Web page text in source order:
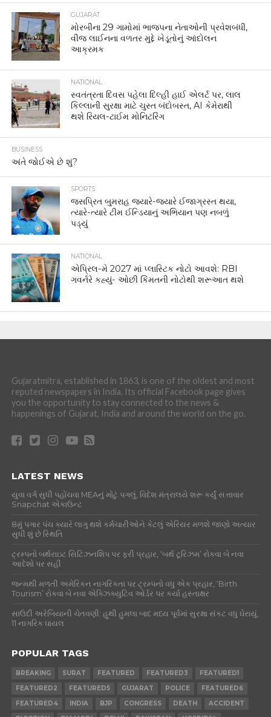
GUJARAT
મોરબીના 29 ગામોમાં ભાજપના નેતાઓની પ્રવેશબંધી,
વીજ લાઈનના વળતર મુદ્દે ખેડૂતોનું આંદોલન
આક્રમક
NATIONAL
સ્વતંત્રતા દિવસ પહેલા દિલ્હી હાઈ એલર્ટ પર, લાલ
કિલ્લાની સુરક્ષા માટે ચુસ્ત બંદોબસ્ત, AI કેમેરાથી
થશે રિયલ-ટાઈમ મોનિટરિંગ
BUSINESS
અંતે જોઈએ છે શું?
SPORTS
જસપ્રિત બુમરાહ જ્યારે-જ્યારે ઈજાગ્રસ્ત થયા,
ત્યારે-ત્યારે ટીમ ઈન્ડિયાનું અભિયાન પણ નબળું
પડ્યું
NATIONAL
એપ્રિલ-મે 2027 માં પ્લાસ્ટિક નોટો આવશે: RBI
ગવર્નરે કહ્યું- ઓછી કિંમતની નોટોથી શરૂઆત થશે
Gujaratmitra, established in 1863, is one of the oldest and most
reputed newspapers in India. Its official Facebook page gives
you the opportunity to stay connected to the news &
happenings of Gujarat, India and around the world on the go.
LATEST NEWS
યુવા વર્ગ સુધી પહોંચવા MEAનું મોટું પગલું, વિદેશ મંત્રાલયે શરૂ કર્યું સત્તાવાર
Snapchat એકાઉન્ટ
8મું પગાર પંચ ક્યારે લાગુ થશે કર્મચારીઓને કેટલું એરિયર મળશે જાણો અત્યાર
સુધી શું છે સ્થિતિ
ટ્રમ્પનો બર્થરાઇટ સિટિઝનશિપ પર ફરી પ્રહાર, ‘બર્થ ટૂરિઝમ’ રોકવા બે નવા
આદેશો પર સહી
જન્મથી મળતી અમેરિકન નાગરિકતા પર ટ્રમ્પનો વધુ એક પ્રહાર, ‘Birth
Tourism’ રોકવા બે નવા એક્ઝિક્યુટિવ ઓર્ડર પર કર્યા હસ્તાક્ષર
સાઉદી અરેબિયાની ચેતવણી: હૂથી હુમલા બાદ મધ્ય પૂર્વમાં સુરક્ષા સંકટ વધુ ઘેરાયું,
11 નાગરિક ઘાયલ
POPULAR TAGS
BREAKING SURAT FEATURED FEATURED3
FEATURED1
FEATURED2
FEATURED5 GUJARAT POLICE
FEATURED6
FEATURED4
INDIA BJP CONGRESS DEATH
ACCIDENT